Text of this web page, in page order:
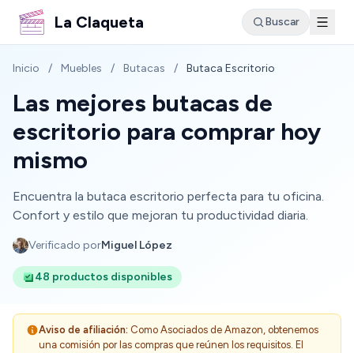
La Claqueta Buscar
Inicio / Muebles / Butacas / Butaca Escritorio
Las mejores butacas de
escritorio para comprar hoy
mismo
Encuentra la butaca escritorio perfecta para tu oficina.
Confort y estilo que mejoran tu productividad diaria.
Verificado porMiguel López
48 productos disponibles
Aviso de afiliación: Como Asociados de Amazon, obtenemos
una comisión por las compras que reúnen los requisitos. El